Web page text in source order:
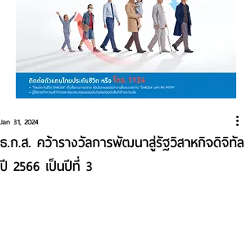
ธ.ก.ส. คว้ารางวัลการพัฒนาสู่รัฐวิสาหกิจดิจิทัล
ปี 2566 เป็นปีที่ 3
Jan 31, 2024